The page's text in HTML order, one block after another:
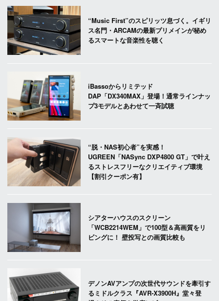
“Music First”のスピリッツ息づく。イギリ
ス名門・ARCAMの最新プリメインが秘め
るスマートな音楽性を聴く
iBassoからリミテッド
DAP「DX340MAX」登場！通常ラインナッ
プ3モデルとあわせて一斉試聴
“脱・NAS初心者”を実感！
UGREEN「NASync DXP4800 GT」で叶え
るストレスフリーなクリエイティブ環境
【割引クーポン有】
シアターハウスのスクリーン
「WCB2214WEM」で100型＆高画質をリ
ビングに！ 壁投写との画質比較も
デノンAVアンプの次世代サウンドを牽引す
るミドルクラス『AVR-X3900H』堂々登